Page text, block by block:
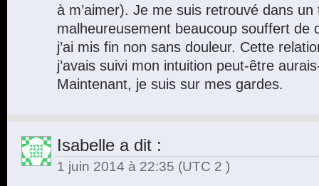
à m’aimer). Je me suis retrouvé dans un
malheureusement beaucoup souffert de
j’ai mis fin non sans douleur. Cette
j’avais suivi mon intuition peut-être
Maintenant, je suis sur mes gardes.
Isabelle a dit :
1 juin 2014 à 22:35 (UTC 2 )